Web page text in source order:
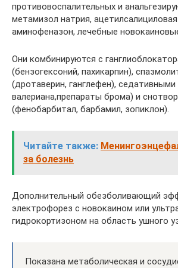
противовоспалительных и
метамизол натрия,
аминофеназон, лечебные
Они комбинируются с
(бензогексоний, пахикарпин),
(дротаверин, ганглефен), седативными
валериана,препараты брома) и
(фенобарбитал, барбамил, зопиклон).
Читайте также:
за болезнь
Дополнительный обезболивающий
электрофорез с новокаином или
гидрокортизоном на область ушного
Показана метаболическая и